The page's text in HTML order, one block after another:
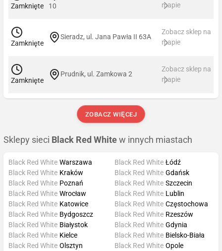
Zamknięte
10
mapie
Zamknięte
Sieradz, ul. Jana Pawła II 63A
Zobacz sklep na
mapie
Zamknięte
Prudnik, ul. Zamkowa 2
Zobacz sklep na
mapie
ZOBACZ WIĘCEJ
Sklepy sieci Black Red White w innych miastach
Black Red White Warszawa
Black Red White Kraków
Black Red White Poznań
Black Red White Wrocław
Black Red White Łódź
Black Red White Gdańsk
Black Red White Szczecin
Black Red White Lublin
Black Red White Katowice
Black Red White Bydgoszcz
Black Red White Białystok
Black Red White Kielce
Black Red White Częstochowa
Black Red White Rzeszów
Black Red White Gdynia
Black Red White Bielsko-Biała
Black Red White Olsztyn
Black Red White Opole